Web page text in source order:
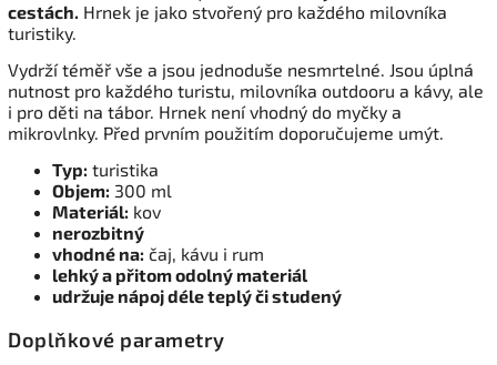
cestách. Hrnek je jako stvořený pro každého milovníka
turistiky.
Vydrží téměř vše a jsou jednoduše nesmrtelné. Jsou úplná
nutnost pro každého turistu, milovníka outdooru a kávy, ale
i pro děti na tábor. Hrnek není vhodný do myčky a
mikrovlnky. Před prvním použitím doporučujeme umýt.
Typ: turistika
Objem: 300 ml
Materiál: kov
nerozbitný
vhodné na: čaj, kávu i rum
lehký a přitom odolný materiál
udržuje nápoj déle teplý či studený
Doplňkové parametry